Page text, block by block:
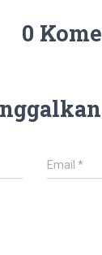
0
Email*